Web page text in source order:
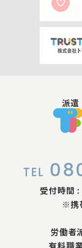
派遣
TEL
受付時間
※携
労働者
有料職